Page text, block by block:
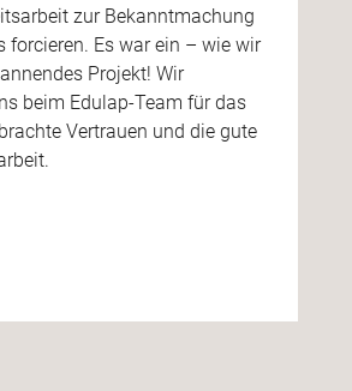
zur Bekanntmachung
forcieren. Es war ein – wie wir
Projekt! Wir
beim Edulap-Team für das
Vertrauen und die gute